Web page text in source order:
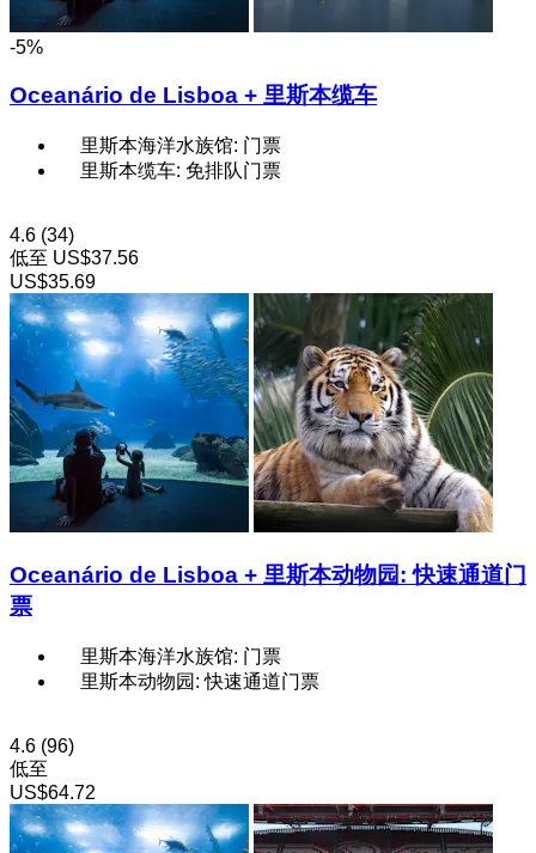
-5%
Oceanário de Lisboa + 里斯本缆车
里斯本海洋水族馆: 门票
里斯本缆车: 免排队门票
4.6 (34)
低至 US$37.56
US$35.69
Oceanário de Lisboa + 里斯本动物园: 快速通道门
票
里斯本海洋水族馆: 门票
里斯本动物园: 快速通道门票
4.6 (96)
低至
US$64.72